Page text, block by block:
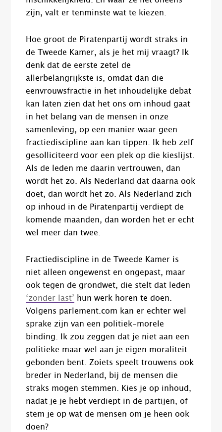
zijn, valt er tenminste wat te kiezen.
Hoe groot de Piratenpartij wordt straks in
de Tweede Kamer, als je het mij vraagt? Ik
denk dat de eerste zetel de
allerbelangrijkste is, omdat dan die
eenvrouwsfractie in het inhoudelijke debat
kan laten zien dat het ons om inhoud gaat
in het belang van de mensen in onze
samenleving, op een manier waar geen
fractiediscipline aan kan tippen. Ik heb zelf
gesolliciteerd voor een plek op die kieslijst.
Als de leden me daarin vertrouwen, dan
wordt het zo. Als Nederland dat daarna ook
doet, dan wordt het zo. Als Nederland zich
op inhoud in de Piratenpartij verdiept de
komende maanden, dan worden het er echt
wel meer dan twee.
Fractiediscipline in de Tweede Kamer is
niet alleen ongewenst en ongepast, maar
ook tegen de grondwet, die stelt dat leden
‘zonder last’ hun werk horen te doen.
Volgens parlement.com kan er echter wel
sprake zijn van een politiek-morele
binding. Ik zou zeggen dat je niet aan een
politieke maar wel aan je eigen moraliteit
gebonden bent. Zoiets speelt trouwens ook
breder in Nederland, bij de mensen die
straks mogen stemmen. Kies je op inhoud,
nadat je je hebt verdiept in de partijen, of
stem je op wat de mensen om je heen ook
doen?